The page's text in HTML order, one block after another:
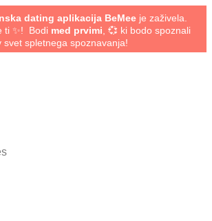
dating aplikacija BeMeeje zaživela.
ti ✨! Bodi med prvimi , 💞 ki bodo spoznali
svet spletnega spoznavanja!